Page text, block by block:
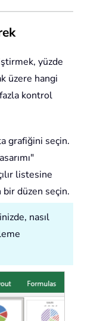
yüzde
üzere hangi
kontrol
grafiğini seçin.
listesine
düzen seçin.
nasıl